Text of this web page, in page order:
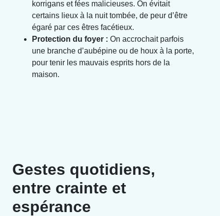
korrigans et fées malicieuses. On évitait
certains lieux à la nuit tombée, de peur d’être
égaré par ces êtres facétieux.
Protection du foyer : On accrochait parfois
une branche d’aubépine ou de houx à la porte,
pour tenir les mauvais esprits hors de la
maison.
Gestes quotidiens,
entre crainte et
espérance